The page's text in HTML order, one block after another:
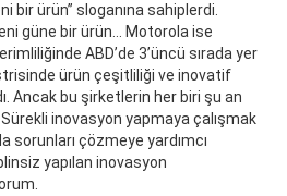
bir ürün” sloganına sahiplerdi.
güne bir ürün… Motorola ise
ABD’de 3’üncü sırada yer
ürün çeşitliliği ve inovatif
Ancak bu şirketlerin her biri şu an
inovasyon yapmaya çalışmak
sorunları çözmeye yardımcı
yapılan inovasyon